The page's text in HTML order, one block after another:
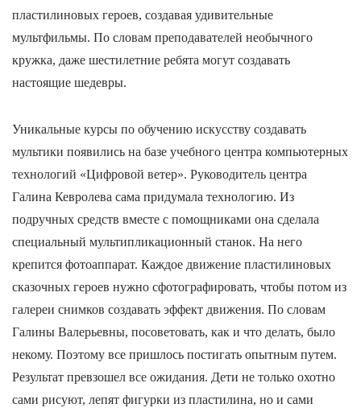
пластилиновых героев, создавая удивительные
мультфильмы. По словам преподавателей необычного
кружка, даже шестилетние ребята могут создавать
настоящие шедевры.
Уникальные курсы по обучению искусству создавать
мультики появились на базе учебного центра компьютерных
технологий «Цифровой ветер». Руководитель центра
Галина Кевролева сама придумала технологию. Из
подручных средств вместе с помощниками она сделала
специальный мультипликационный станок. На него
крепится фотоаппарат. Каждое движение пластилиновых
сказочных героев нужно сфотографировать, чтобы потом из
галереи снимков создавать эффект движения. По словам
Галины Валерьевны, посоветовать, как и что делать, было
некому. Поэтому все пришлось постигать опытным путем.
Результат превзошел все ожидания. Дети не только охотно
сами рисуют, лепят фигурки из пластилина, но и сами